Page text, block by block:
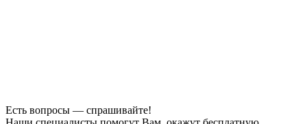
Есть вопросы — спрашивайте!